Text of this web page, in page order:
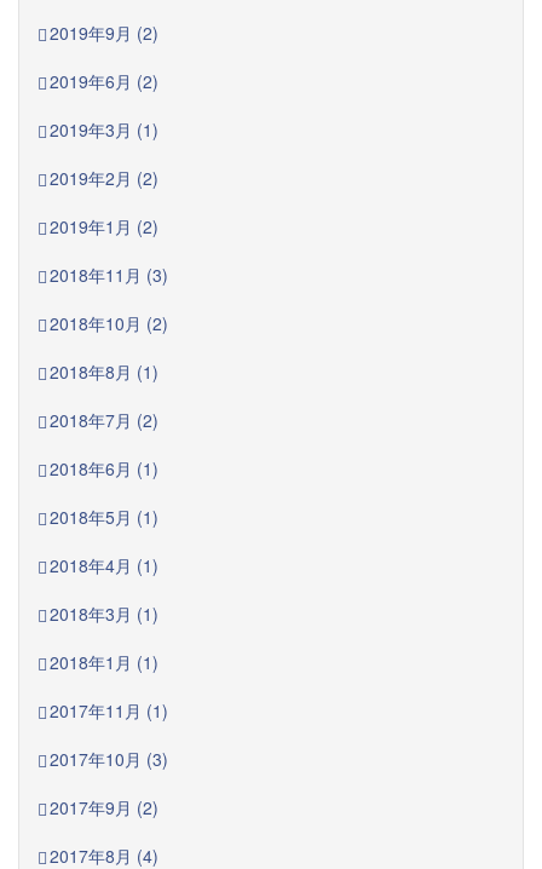
2019年9月 (2)
2019年6月 (2)
2019年3月 (1)
2019年2月 (2)
2019年1月 (2)
2018年11月 (3)
2018年10月 (2)
2018年8月 (1)
2018年7月 (2)
2018年6月 (1)
2018年5月 (1)
2018年4月 (1)
2018年3月 (1)
2018年1月 (1)
2017年11月 (1)
2017年10月 (3)
2017年9月 (2)
2017年8月 (4)